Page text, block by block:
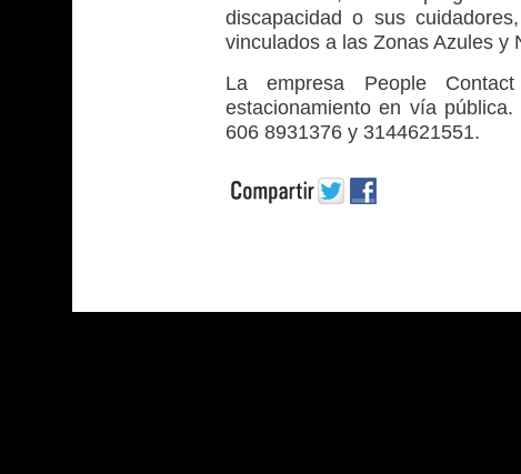
discapacidad o sus
vinculados a las Zonas Azules y
La empresa People
estacionamiento en vía
606 8931376 y 3144621551.